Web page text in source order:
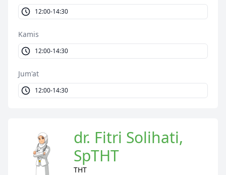
12:00-14:30
Kamis
12:00-14:30
Jum'at
12:00-14:30
dr. Fitri Solihati,
SpTHT
THT